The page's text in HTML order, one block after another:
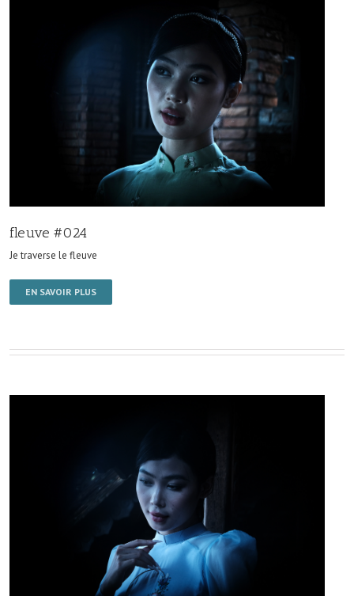
fleuve #024
Je traverse le fleuve
EN SAVOIR PLUS